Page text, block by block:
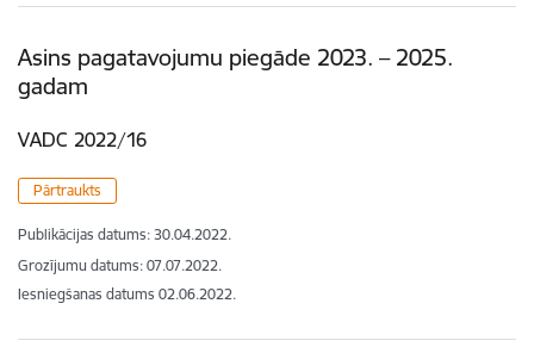
Asins pagatavojumu piegāde 2023. – 2025.
gadam
VADC 2022/16
Pārtraukts
Publikācijas datums: 30.04.2022.
Grozījumu datums: 07.07.2022.
Iesniegšanas datums 02.06.2022.